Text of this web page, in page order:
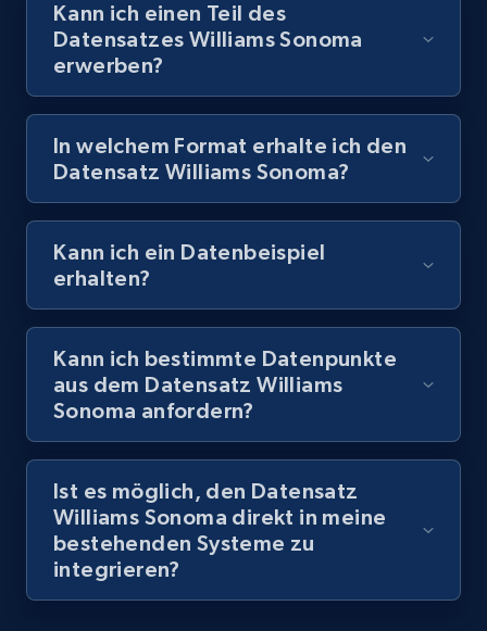
Kann ich einen Teil des
Datensatzes Williams Sonoma
erwerben?
In welchem Format erhalte ich den
Datensatz Williams Sonoma?
Kann ich ein Datenbeispiel
erhalten?
Kann ich bestimmte Datenpunkte
aus dem Datensatz Williams
Sonoma anfordern?
Ist es möglich, den Datensatz
Williams Sonoma direkt in meine
bestehenden Systeme zu
integrieren?